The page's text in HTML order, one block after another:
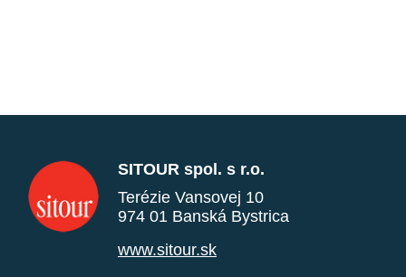
SITOUR spol. s r.o.
Terézie Vansovej 10
974 01 Banská Bystrica
www.sitour.sk